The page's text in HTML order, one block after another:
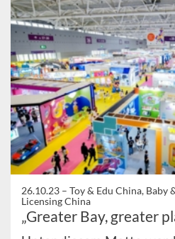
26.10.23 – Toy & Edu China, Baby
Licensing China
„Greater Bay, greater